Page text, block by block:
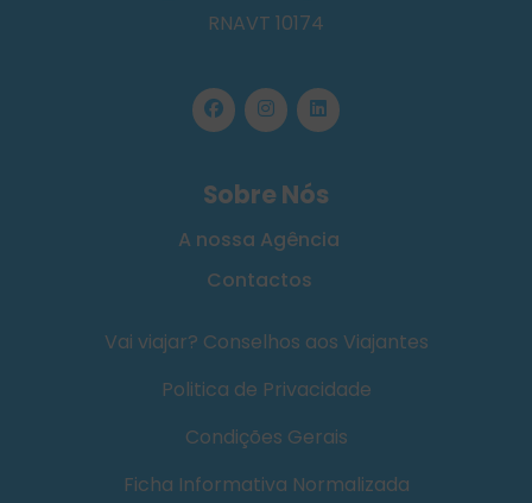
RNAVT 10174
Sobre Nós
A nossa Agência
Contactos
Vai viajar? Conselhos aos Viajantes
Politica de Privacidade
Condições Gerais
Ficha Informativa Normalizada